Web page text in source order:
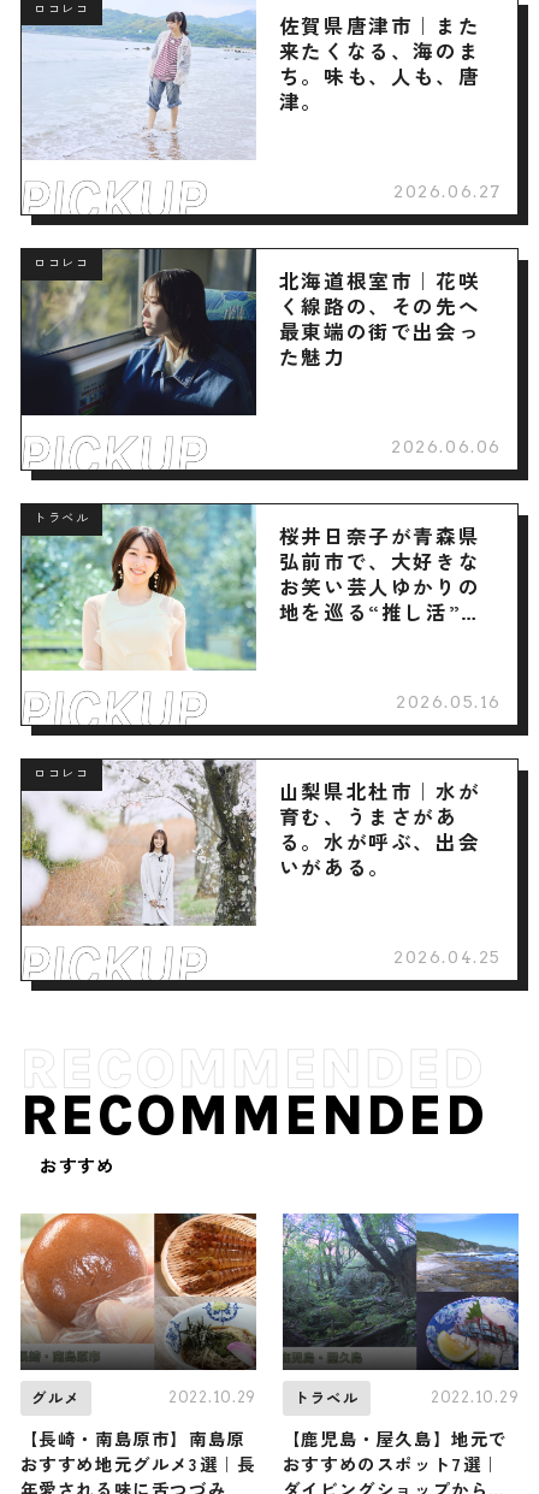
ロコレコ
佐賀県唐津市｜また
来たくなる、海のま
ち。味も、人も、唐
津。
2026.06.27
ロコレコ
北海道根室市｜花咲
く線路の、その先へ
最東端の街で出会っ
た魅力
2026.06.06
トラベル
桜井日奈子が青森県
弘前市で、大好きな
お笑い芸人ゆかりの
地を巡る“推し活”旅
2026.05.16
ロコレコ
山梨県北杜市｜水が
育む、うまさがあ
る。水が呼ぶ、出会
いがある。
2026.04.25
RECOMMENDED
おすすめ
グルメ 2022.10.29
【長崎・南島原市】南島原
おすすめ地元グルメ3選｜長
年愛される味に舌つづみ
トラベル 2022.10.29
【鹿児島・屋久島】地元で
おすすめのスポット7選｜
ダイビングショップから居